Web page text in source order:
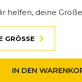
helfen, deine
GRÖSSE
IN DEN